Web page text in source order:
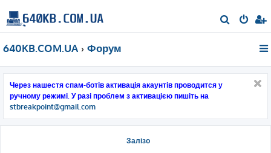
о
640KB.COM.UA Форум
Через нашестя спам-ботів активація акаунтів проводится у
ручному режимі. У разі проблем з активацією пишіть на
stbreakpoint@gmail.com
Залізо